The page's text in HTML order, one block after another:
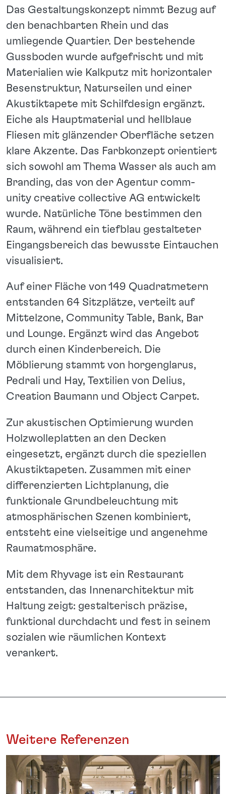
Das Gestaltungskonzept nimmt Bezug auf
den benachbarten Rhein und das
umliegende Quartier. Der bestehende
Gussboden wurde aufgefrischt und mit
Materialien wie Kalkputz mit horizontaler
Besenstruktur, Naturseilen und einer
Akustiktapete mit Schilfdesign ergänzt.
Eiche als Hauptmaterial und hellblaue
Fliesen mit glänzender Oberfläche setzen
klare Akzente. Das Farbkonzept orientiert
sich sowohl am Thema Wasser als auch am
Branding, das von der Agentur comm-
unity creative collective AG entwickelt
wurde. Natürliche Töne bestimmen den
Raum, während ein tiefblau gestalteter
Eingangsbereich das bewusste Eintauchen
visualisiert.
Auf einer Fläche von 149 Quadratmetern
entstanden 64 Sitzplätze, verteilt auf
Mittelzone, Community Table, Bank, Bar
und Lounge. Ergänzt wird das Angebot
durch einen Kinderbereich. Die
Möblierung stammt von horgenglarus,
Pedrali und Hay, Textilien von Delius,
Creation Baumann und Object Carpet.
Zur akustischen Optimierung wurden
Holzwolleplatten an den Decken
eingesetzt, ergänzt durch die speziellen
Akustiktapeten. Zusammen mit einer
differenzierten Lichtplanung, die
funktionale Grundbeleuchtung mit
atmosphärischen Szenen kombiniert,
entsteht eine vielseitige und angenehme
Raumatmosphäre.
Mit dem Rhyvage ist ein Restaurant
entstanden, das Innenarchitektur mit
Haltung zeigt: gestalterisch präzise,
funktional durchdacht und fest in seinem
sozialen wie räumlichen Kontext
verankert.
Weitere Referenzen